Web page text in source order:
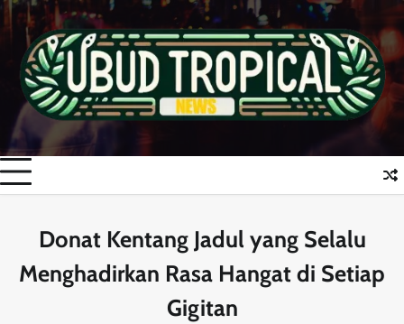
Skip
to
content
Donat Kentang Jadul yang Selalu
Menghadirkan Rasa Hangat di Setiap
Gigitan